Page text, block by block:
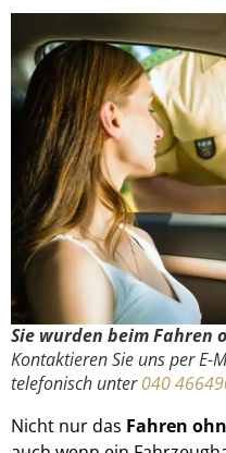
Sie wurden beim Fahren
Kontaktieren Sie uns per E-
telefonisch unter040
Nicht nur das Fahren